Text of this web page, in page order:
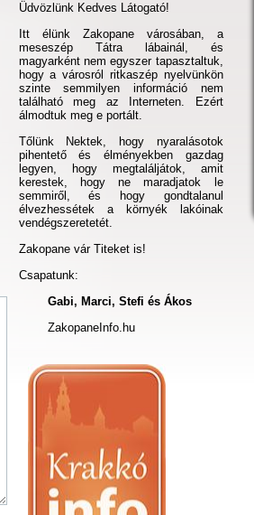
Üdvözlünk Kedves Látogató!
Itt élünk Zakopane városában, a
meseszép Tátra lábainál, és
magyarként nem egyszer tapasztaltuk,
hogy a városról ritkaszép nyelvünkön
szinte semmilyen információ nem
található meg az Interneten. Ezért
álmodtuk meg e portált.
Tőlünk Nektek, hogy nyaralásotok
pihentető és élményekben gazdag
legyen, hogy megtaláljátok, amit
kerestek, hogy ne maradjatok le
semmiről, és hogy gondtalanul
élvezhessétek a környék lakóinak
vendégszeretetét.
Zakopane vár Titeket is!
Csapatunk:
Gabi, Marci, Stefi és Ákos
ZakopaneInfo.hu